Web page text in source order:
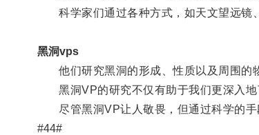
科学家们通过各种方式，如天文望远镜
黑洞vps
他们研究黑洞的形成、性质以及周围的
黑洞VP的研究不仅有助于我们更深入地
尽管黑洞VP让人敬畏，但通过科学的手
#44#